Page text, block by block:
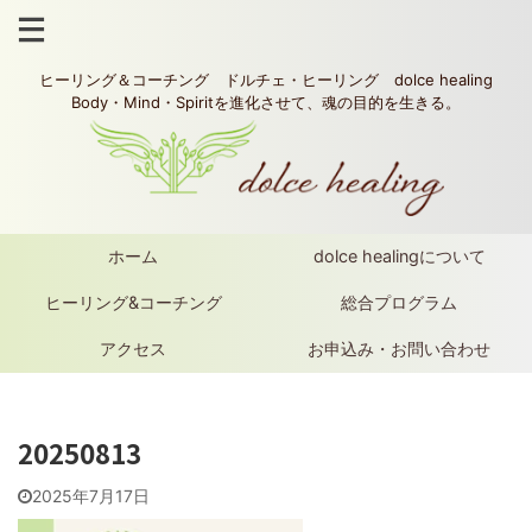
ヒーリング＆コーチング ドルチェ・ヒーリング dolce healing
Body・Mind・Spiritを進化させて、魂の目的を生きる。
ホーム dolce healingについて
ヒーリング&コーチング 総合プログラム
アクセス お申込み・お問い合わせ
20250813
2025年7月17日